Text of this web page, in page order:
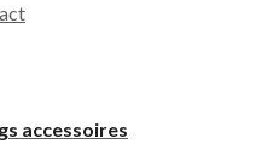
accessoires